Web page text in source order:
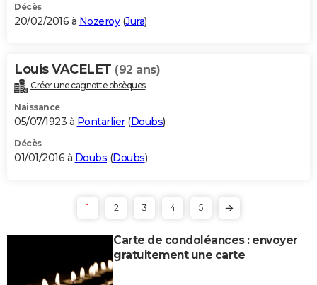
Décès
20/02/2016 à Nozeroy(Jura)
Louis VACELET (92 ans)
Créer une cagnotte obsèques
Naissance
05/07/1923 à Pontarlier(Doubs)
Décès
01/01/2016 à Doubs (Doubs)
1 2 3 4 5
Carte de condoléances : envoyer
gratuitement une carte